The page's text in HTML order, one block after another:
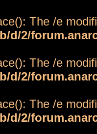
The /e
d/2/
The /e
d/2/
The /e
d/2/